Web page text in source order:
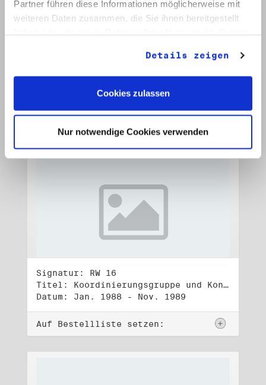
Partner führen diese Informationen möglicherweise mit
weiteren Daten zusammen, die Sie ihnen bereitgestellt
Details zeigen
Cookies zulassen
Nur notwendige Cookies verwenden
Signatur: RW 16
Titel: Koordinierungsgruppe und Kontakttelefongruppe
Datum: Jan. 1988 - Nov. 1989
Auf Bestellliste setzen: